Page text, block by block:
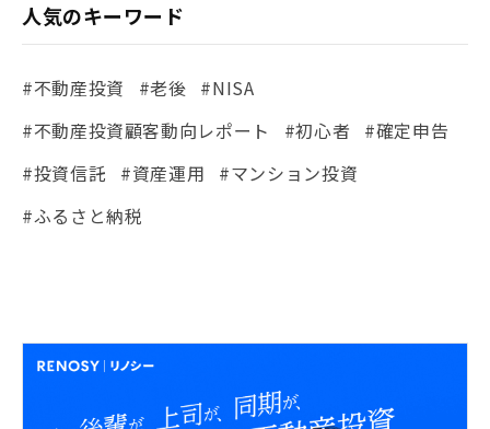
人気のキーワード
#不動産投資 #老後 #NISA
#不動産投資顧客動向レポート
#初心者
#確定申告
#投資信託
#資産運用
#マンション投資
#ふるさと納税